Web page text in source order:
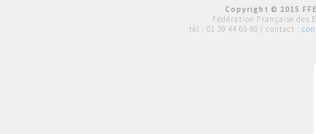
Copyright © 2015
Fédération Française des
tél : 01 39 44 65 80 | contact :